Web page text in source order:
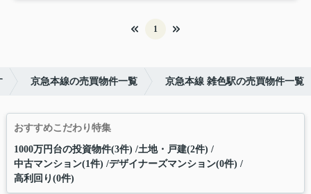
1
京急本線の売買物件一覧 京急本線 雑色駅の売買物件一覧
おすすめこだわり特集
1000万円台の投資物件(3件) 土地・戸建(2件)
中古マンション(1件) デザイナーズマンション(0件)
高利回り(0件)